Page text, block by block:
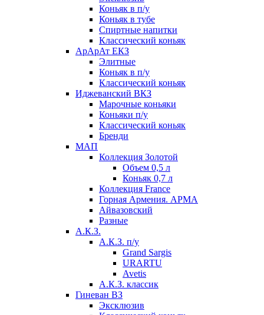
Коньяк в п/у
Коньяк в тубе
Спиртные напитки
Классический коньяк
АрАрАт ЕКЗ
Элитные
Коньяк в п/у
Классический коньяк
Иджеванский ВКЗ
Марочные коньяки
Коньяки п/у
Классический коньяк
Бренди
МАП
Коллекция Золотой
Объем 0,5 л
Коньяк 0,7 л
Коллекция France
Горная Армения. АРМА
Айвазовский
Разные
А.К.З.
А.К.З. п/у
Grand Sargis
URARTU
Avetis
А.К.З. классик
Гиневан ВЗ
Эксклюзив